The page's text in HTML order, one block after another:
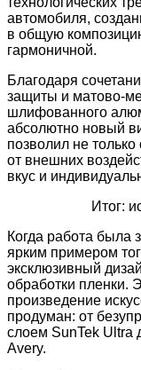
автомобиля,
в общую
гармоничной.
Благодаря
защиты и матово-
шлифованного
абсолютно новый
позволил не
от внешних
вкус и
Итог:
Когда работа была
ярким примером
эксклюзивный
обработки пленки.
произведение
продуман: от
слоем SunTek Ultra
Avery.